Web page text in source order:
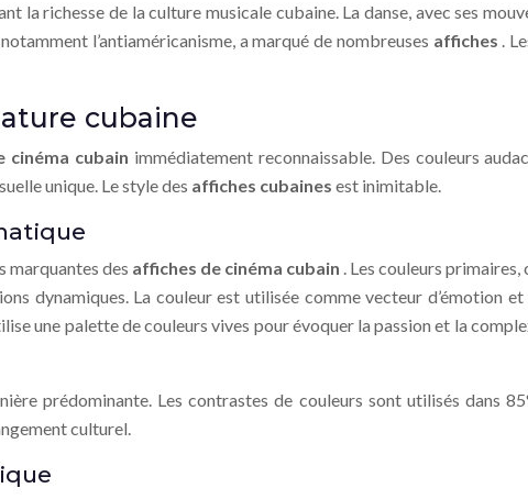
la richesse de la culture musicale cubaine. La danse, avec ses
l’antiaméricanisme, a marqué de nombreuses affiches .
cubaine
cinéma cubain immédiatement reconnaissable. Des couleurs
unique. Le style des affiches cubaines est inimitable.
marquantes des affiches de cinéma cubain . Les couleurs
dynamiques. La couleur est utilisée comme vecteur d’émotion et
une palette de couleurs vives pour évoquer la passion et la
prédominante. Les contrastes de couleurs sont utilisés dans
culturel.